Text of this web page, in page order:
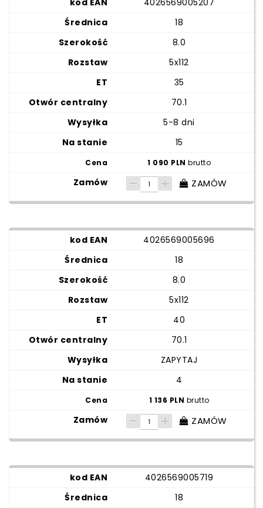
4026569005207
18
8.0
5x112
35
70.1
5-8 dni
15
1 090 PLNbrutto
ZAMÓW
4026569005696
18
8.0
5x112
40
70.1
ZAPYTAJ
4
1 136 PLN brutto
ZAMÓW
4026569005719
18